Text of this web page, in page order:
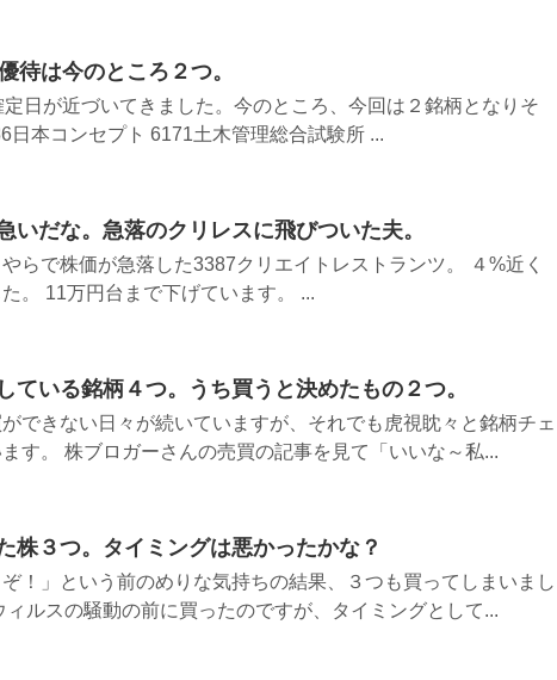
待は今のところ２つ。
日が近づいてきました。今のところ、今回は２銘柄となりそ
日本コンセプト 6171土木管理総合試験所 ...
いだな。急落のクリレスに飛びついた夫。
らで株価が急落した3387クリエイトレストランツ。 ４%近く
。 11万円台まで下げています。 ...
ている銘柄４つ。うち買うと決めたもの２つ。
できない日々が続いていますが、それでも虎視眈々と銘柄チェ
す。 株ブロガーさんの売買の記事を見て「いいな～私...
株３つ。タイミングは悪かったかな？
！」という前のめりな気持ちの結果、３つも買ってしまいまし
ィルスの騒動の前に買ったのですが、タイミングとして...